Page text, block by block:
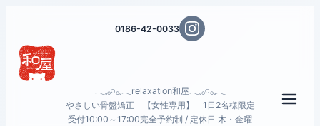
0186-42-0033
𓂃𓈒𓂂𓏸𓂂𓈒𓂃relaxation和屋𓂃𓈒𓂂𓏸𓂂𓈒𓂃
やさしい骨盤矯正 【女性専用】 1日2名様限定
受付10:00～17:00完全予約制 / 定休日 木・金曜